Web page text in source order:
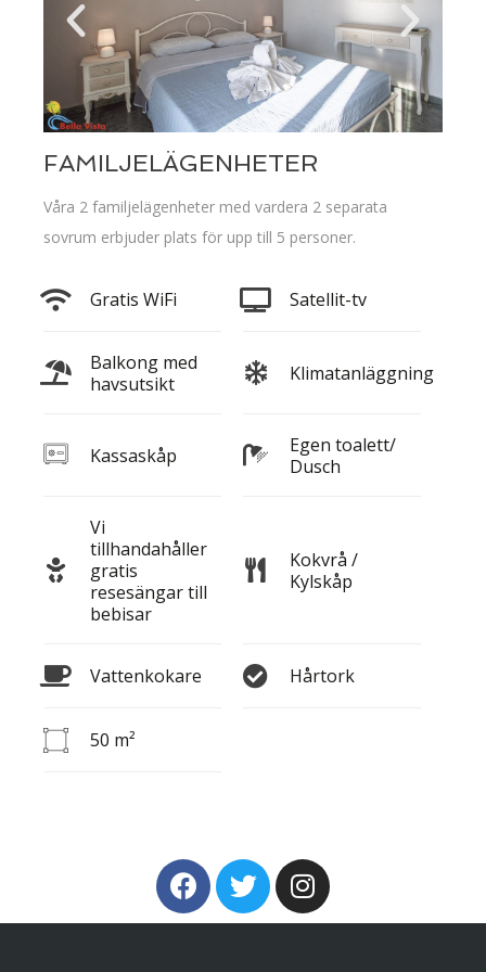
FAMILJELÄGENHETER
Våra 2 familjelägenheter med vardera 2 separata
sovrum erbjuder plats för upp till 5 personer.
Gratis WiFi Satellit-tv
Balkong med
havsutsikt
Klimatanläggning
Kassaskåp
Egen toalett/
Dusch
Vi
tillhandahåller
gratis
resesängar till
bebisar
Kokvrå /
Kylskåp
Vattenkokare Hårtork
50 m²